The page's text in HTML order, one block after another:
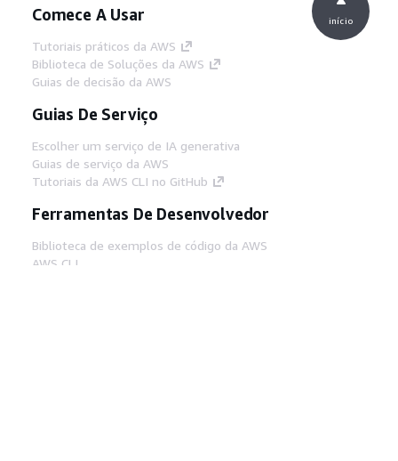
Comece A Usar
Tutoriais práticos da AWS
Biblioteca de Soluções da AWS
Guias de decisão da AWS
Guias De Serviço
Escolher um serviço de IA generativa
Guias de serviço da AWS
Tutoriais da AWS CLI no GitHub
Ferramentas De Desenvolvedor
Biblioteca de exemplos de código da AWS
AWS CLI
início